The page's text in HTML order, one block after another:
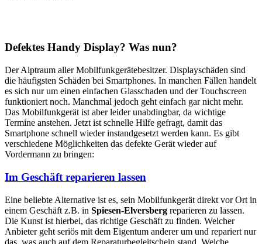
Defektes Handy Display? Was nun?
Der Alptraum aller Mobilfunkgerätebesitzer. Displayschäden sind
die häufigsten Schäden bei Smartphones. In manchen Fällen handelt
es sich nur um einen einfachen Glasschaden und der Touchscreen
funktioniert noch. Manchmal jedoch geht einfach gar nicht mehr.
Das Mobilfunkgerät ist aber leider unabdingbar, da wichtige
Termine anstehen. Jetzt ist schnelle Hilfe gefragt, damit das
Smartphone schnell wieder instandgesetzt werden kann. Es gibt
verschiedene Möglichkeiten das defekte Gerät wieder auf
Vordermann zu bringen:
Im Geschäft reparieren lassen
Eine beliebte Alternative ist es, sein Mobilfunkgerät direkt vor Ort in
einem Geschäft z.B. in Spiesen-Elversberg reparieren zu lassen.
Die Kunst ist hierbei, das richtige Geschäft zu finden. Welcher
Anbieter geht seriös mit dem Eigentum anderer um und repariert nur
das, was auch auf dem Reparaturbegleitschein stand. Welche